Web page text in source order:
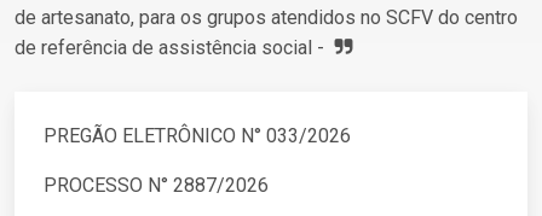
de artesanato, para os grupos atendidos no SCFV do centro
de referência de assistência social -
PREGÃO ELETRÔNICO N° 033/2026
PROCESSO N° 2887/2026